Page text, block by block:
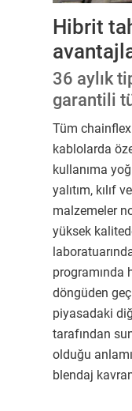
Hibrit
36 aylık
garantili
Tüm
kablolarda
kullanıma
yalıtım, kılıf
malzemeler
yüksek
programında
döngüden
piyasadaki
tarafından
olduğu
blendaj